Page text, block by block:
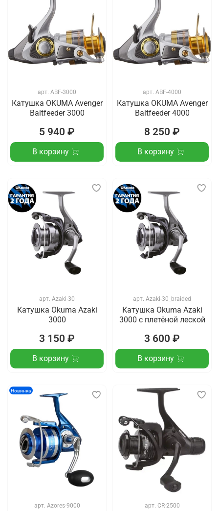
арт. ABF-3000
Катушка OKUMA Avenger
Baitfeeder 3000
5 940 ₽
В корзину
арт. ABF-4000
Катушка OKUMA Avenger
Baitfeeder 4000
8 250 ₽
В корзину
арт. Azaki-30
Катушка Okuma Azaki
3000
3 150 ₽
В корзину
арт. Azaki-30_braided
Катушка Okuma Azaki
3000 с плетёной леской
3 600 ₽
В корзину
Новинка
арт. Azores-9000 арт. CR-2500